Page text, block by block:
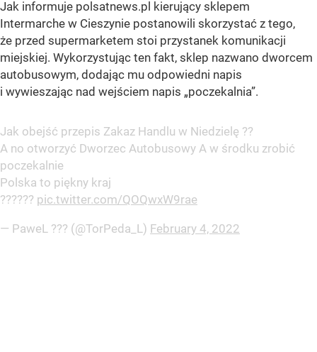
Jak informuje polsatnews.pl kierujący sklepem
Intermarche w Cieszynie postanowili skorzystać z tego,
że przed supermarketem stoi przystanek komunikacji
miejskiej. Wykorzystując ten fakt, sklep nazwano dworcem
autobusowym, dodając mu odpowiedni napis
i wywieszając nad wejściem napis „poczekalnia”.
Jak obejść przepis Zakaz Handlu w Niedzielę ??
A no otworzyć Dworzec Autobusowy A w środku zrobić
poczekalnie
Polska to piękny kraj
?????? pic.twitter.com/QOQwxW9rae
— PaweL ??? (@TorPeda_L) February 4, 2022